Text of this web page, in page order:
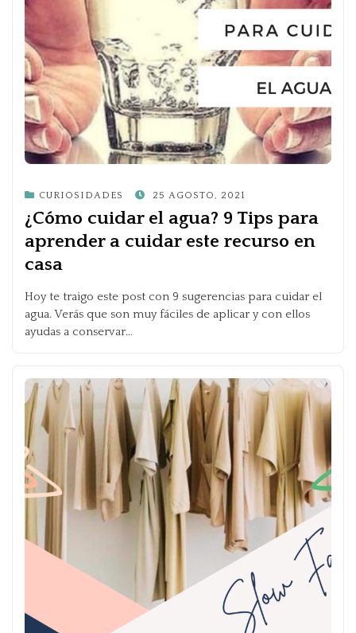
CURIOSIDADES
POSTED
25 AGOSTO, 2021
¿Cómo cuidar el agua? 9 Tips para
aprender a cuidar este recurso en
casa
Hoy te traigo este post con 9 sugerencias para cuidar el
agua. Verás que son muy fáciles de aplicar y con ellos
ayudas a conservar…